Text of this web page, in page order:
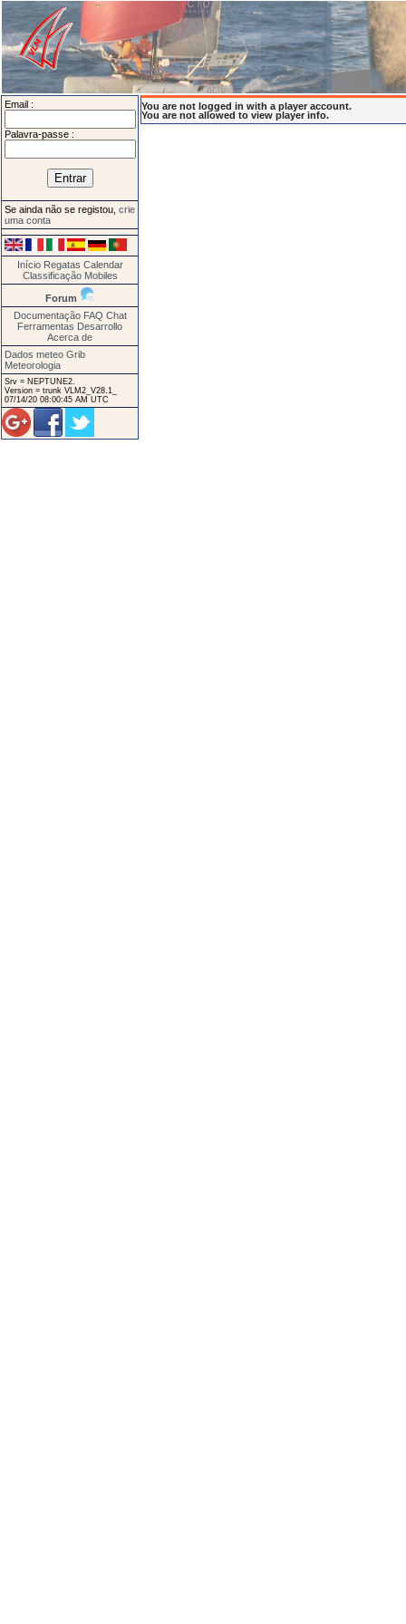
Email :
Palavra-passe :
Se ainda não se registou, crie
uma conta
Início Regatas Calendar
Classificação Mobiles
Forum
Documentação FAQ Chat
Ferramentas Desarrollo
Acerca de
Dados meteo Grib
Meteorologia
Srv = NEPTUNE2.
Version = trunk VLM2_V28.1_
07/14/20 08:00:45 AM UTC
You are not logged in with a player account.
You are not allowed to view player info.